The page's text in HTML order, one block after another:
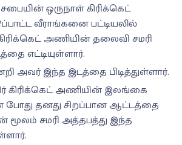
ஒருநாள் கிரிக்கெட்
வீராங்கனை பட்டியலில்
அணியின் தலைவி சமரி
எட்டியுள்ளார்.
அவர் இந்த இடத்தை பிடித்துள்ளார்.
கிரிக்கெட் அணியின் இலங்கை
போது தனது சிறப்பான ஆட்டத்தை
மூலம் சமரி அத்தபத்து இந்த